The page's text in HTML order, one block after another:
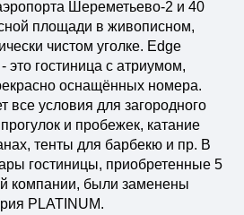
Шереметьево-2 и 40
площади в живописном,
чистом уголке. Edge
это гостиница с атриумом,
оснащённых номера.
все условия для загородного
и пробежек, катание
тенты для барбекю и пр. В
гостиницы, приобретенные 5
компании, были заменены
PLATINUM.